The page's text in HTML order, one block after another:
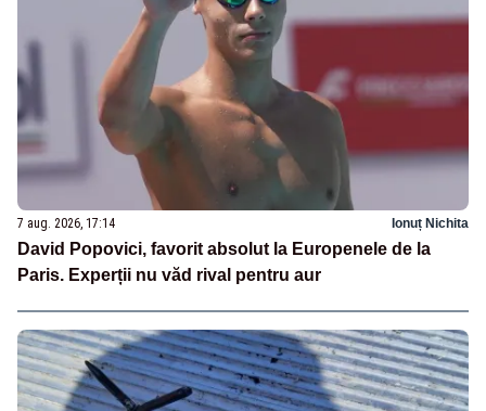
7 aug. 2026, 17:14 Ionuț Nichita
David Popovici, favorit absolut la Europenele de la
Paris. Experții nu văd rival pentru aur